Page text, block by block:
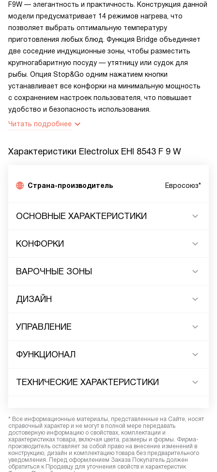
F9W — элегантность и практичность. Конструкция данной
модели предусматривает 14 режимов нагрева, что
позволяет выбрать оптимальную температуру
приготовления любых блюд. Функция Bridge объединяет
две соседние индукционные зоны, чтобы разместить
крупногабаритную посуду — утятницу или судок для
рыбы. Опция Stop&Go одним нажатием кнопки
устанавливает все конфорки на минимальную мощность
с сохранением настроек пользователя, что повышает
удобство и безопасность использования.
Читать подробнее
Характеристики Electrolux EHI 8543 F 9 W
Страна-производитель Евросоюз*
ОСНОВНЫЕ ХАРАКТЕРИСТИКИ
КОНФОРКИ
ВАРОЧНЫЕ ЗОНЫ
ДИЗАЙН
УПРАВЛЕНИЕ
ФУНКЦИОНАЛ
ТЕХНИЧЕСКИЕ ХАРАКТЕРИСТИКИ
* Все информационные материалы, представленные на Сайте, носят
справочный характер и не могут в полной мере передавать
достоверную информацию о свойствах, комплектации и
характеристиках товара, включая цвета, размеры и формы. Фирма-
производитель оставляет за собой право на внесение изменений в
конструкцию, дизайн и комплектацию товара без предварительного
уведомления. Перед оформлением Заказа Покупатель должен
обратиться к Продавцу для уточнения свойств и характеристик